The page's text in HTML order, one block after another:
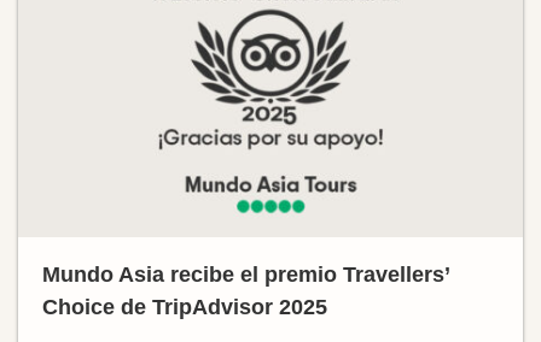
Mundo Asia recibe el premio Travellers’
Choice de TripAdvisor 2025